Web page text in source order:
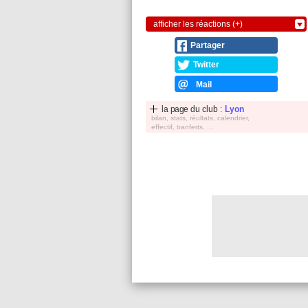
afficher les réactions (+)
Partager
Twitter
Mail
la page du club : Lyon
bilan, stats, réultats, calendrier,
effectif, tranferts, ...